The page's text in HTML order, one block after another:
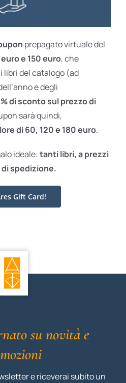
prepagato virtuale del
e 150 euro, che
libri del catalogo (ad
e degli
di sconto sul prezzo di
sarà quindi,
di 60, 120 e 180 euro.
ideale: tanti libri, a prezzi
spedizione.
Gift Card!
su novità e
e riceverai subito un